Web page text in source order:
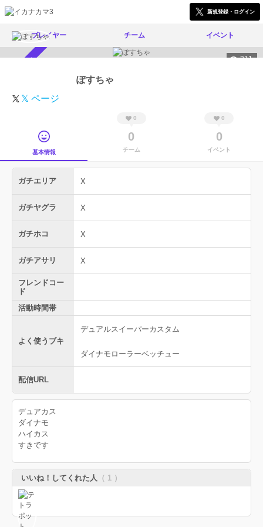
新規登録・ログイン
プレイヤー チーム イベント
311
ぽすちゃ
𝕏 ページ
基本情報
0
0
チーム
0
0
イベント
ガチエリア X
ガチヤグラ X
ガチホコ X
ガチアサリ X
フレンドコー
ド
活動時間帯
よく使うブキ
デュアルスイーパーカスタム
ダイナモローラーベッチュー
配信URL
デュアカス
ダイナモ
ハイカス
すきです
いいね！してくれた人 （ 1 ）